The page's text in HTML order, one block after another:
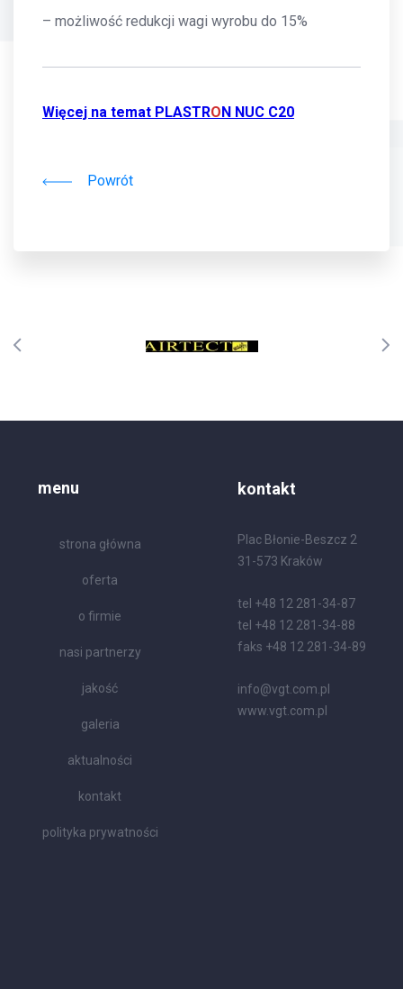
– możliwość redukcji wagi wyrobu do 15%
Więcej na temat PLASTRON NUC C20
Powrót
menu
strona główna
oferta
o firmie
nasi partnerzy
jakość
galeria
aktualności
kontakt
polityka prywatności
kontakt
Plac Błonie-Beszcz 2
31-573 Kraków
tel +48 12 281-34-87
tel +48 12 281-34-88
faks +48 12 281-34-89
info@vgt.com.pl
www.vgt.com.pl